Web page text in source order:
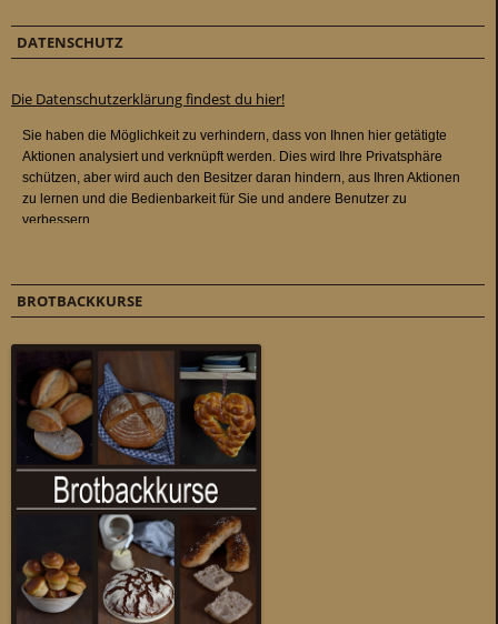
DATENSCHUTZ
Die Datenschutzerklärung findest du hier!
BROTBACKKURSE